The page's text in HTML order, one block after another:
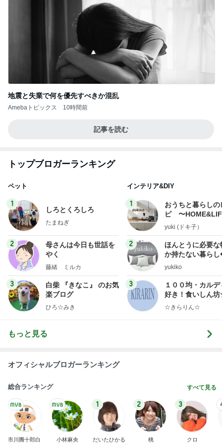
地震と失業で何を優先すべきか混乱
Amebaトピックス 10時間前
記事を読む
トップブロガーランキング
ペット
1
しろとくろしろ
たまねぎ
2
母さんは今日も世話を
やく
藤緒 ミルカ
3
白柴 『きなこ』 のお気
楽ブログ
ひろ☆みき
インテリア&DIY
1
おうちと暮らしの
ピ 〜
yuki (ドキ子）
2
ほんとうに必要な
か持たない暮ら
ep Life Simple◆
yukiko
3
１００均・カルデ
好き！食いしん
らりん☆のブログ
☆きらりん☆
もっと見る
オフィシャルブロガーランキング
総合ランキング すべて見る
市川團十郎白
小林麻央
1
だいたひかる
2
桃
3
クロ